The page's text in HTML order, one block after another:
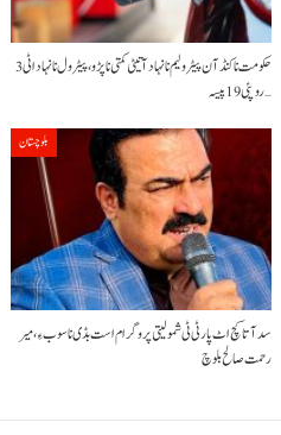
حکومت نا کنڈ آن پیٹرولیم نا نہاد آتیٹی کمتی نا پڑو،پیٹرول نا نہاد اٹی 3
روپئی 19 پیسہ…
بلوچستان
سد آتا کچ اٹ پارٹی ٹی شمولیتی پروگرام است بڈی نا سوب ءِ،میر
رحمت صالح بلوچ